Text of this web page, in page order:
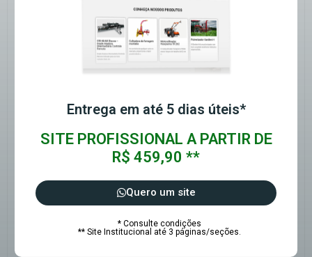
Entrega em até 5 dias úteis*
SITE PROFISSIONAL A PARTIR DE
R$ 459,90 **
Quero um site
* Consulte condições
** Site Institucional até 3 páginas/seções.